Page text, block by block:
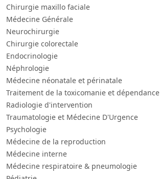
Chirurgie maxillo faciale
Médecine Générale
Neurochirurgie
Chirurgie colorectale
Endocrinologie
Néphrologie
Médecine néonatale et périnatale
Traitement de la toxicomanie et dépendance
Radiologie d'intervention
Traumatologie et Médecine D'Urgence
Psychologie
Médecine de la reproduction
Médecine interne
Médecine respiratoire & pneumologie